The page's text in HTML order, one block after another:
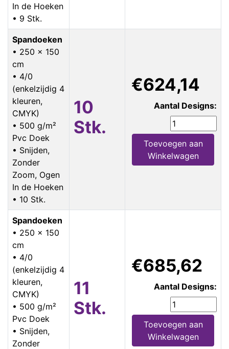
In de Hoeken
• 9 Stk.
Spandoeken
• 250 x 150
cm
• 4/0
(enkelzijdig 4
kleuren,
CMYK)
• 500 g/m²
Pvc Doek
• Snijden,
Zonder
Zoom, Ogen
In de Hoeken
• 10 Stk.
10
Stk.
€624,14
Aantal Designs:
Toevoegen aan
Winkelwagen
Spandoeken
• 250 x 150
cm
• 4/0
(enkelzijdig 4
kleuren,
CMYK)
• 500 g/m²
Pvc Doek
• Snijden,
Zonder
11
Stk.
€685,62
Aantal Designs:
Toevoegen aan
Winkelwagen